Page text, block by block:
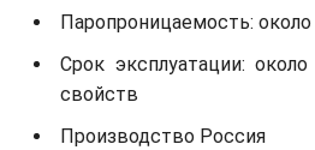
Паропроницаемость:
Срок эксплуатации:
свойств
Производство Россия